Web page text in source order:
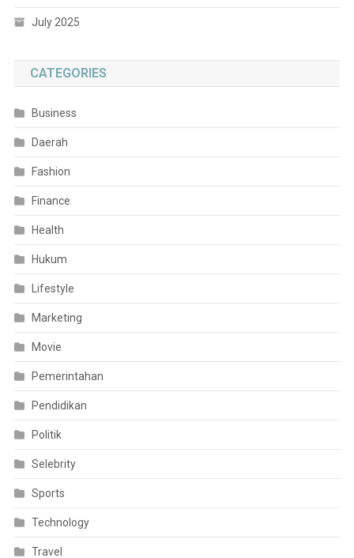
July 2025
CATEGORIES
Business
Daerah
Fashion
Finance
Health
Hukum
Lifestyle
Marketing
Movie
Pemerintahan
Pendidikan
Politik
Selebrity
Sports
Technology
Travel